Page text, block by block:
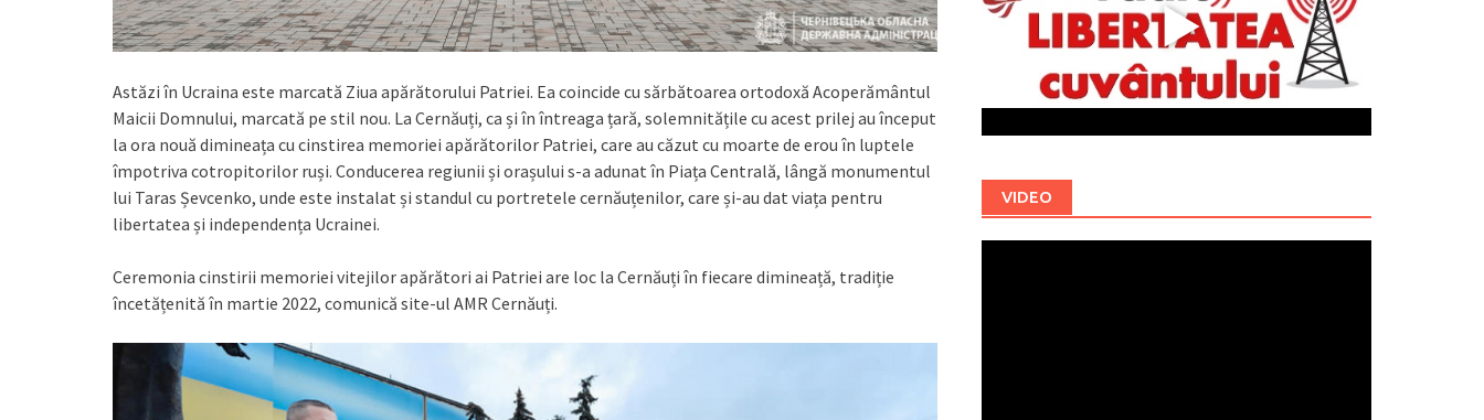
Astăzi în Ucraina este marcată Ziua apărătorului Patriei. Ea coincide cu sărbătoarea ortodoxă Acoperământul
Maicii Domnului, marcată pe stil nou. La Cernăuți, ca și în întreaga țară, solemnitățile cu acest prilej au început
la ora nouă dimineața cu cinstirea memoriei apărătorilor Patriei, care au căzut cu moarte de erou în luptele
împotriva cotropitorilor ruși. Conducerea regiunii și orașului s-a adunat în Piața Centrală, lângă monumentul
lui Taras Șevcenko, unde este instalat și standul cu portretele cernăuțenilor, care și-au dat viața pentru
libertatea și independența Ucrainei.
Ceremonia cinstirii memoriei vitejilor apărători ai Patriei are loc la Cernăuți în fiecare dimineață, tradiție
încetățenită în martie 2022, comunică site-ul AMR Cernăuți.
VIDEO